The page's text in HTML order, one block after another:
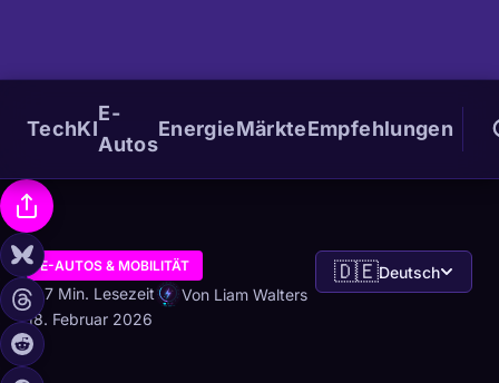
TechKI
E-
Autos
EnergieMärkteEmpfehlungen
E-AUTOS & MOBILITÄT
7 Min. Lesezeit
Von Liam Walters
18. Februar 2026
🇩🇪Deutsch